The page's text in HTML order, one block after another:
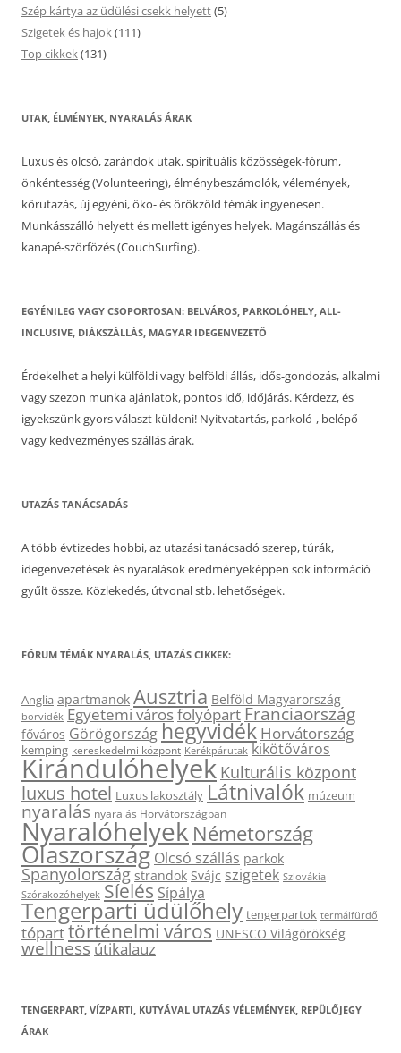
Szép kártya az üdülési csekk helyett(5)
Szigetek és hajok(111)
Top cikkek(131)
UTAK, ÉLMÉNYEK, NYARALÁS ÁRAK
Luxus és olcsó, zarándok utak, spirituális közösségek-fórum,
önkéntesség (Volunteering), élménybeszámolók, vélemények,
körutazás, új egyéni, öko- és örökzöld témák ingyenesen.
Munkásszálló helyett és mellett igényes helyek. Magánszállás és
kanapé-szörfözés (CouchSurfing).
EGYÉNILEG VAGY CSOPORTOSAN: BELVÁROS, PARKOLÓHELY, ALL-
INCLUSIVE, DIÁKSZÁLLÁS, MAGYAR IDEGENVEZETŐ
Érdekelhet a helyi külföldi vagy belföldi állás, idős-gondozás, alkalmi
vagy szezon munka ajánlatok, pontos idő, időjárás. Kérdezz, és
igyekszünk gyors választ küldeni! Nyitvatartás, parkoló-, belépő-
vagy kedvezményes szállás árak.
UTAZÁS TANÁCSADÁS
A több évtizedes hobbi, az utazási tanácsadó szerep, túrák,
idegenvezetések és nyaralások eredményeképpen sok információ
gyűlt össze. Közlekedés, útvonal stb. lehetőségek.
FÓRUM TÉMÁK NYARALÁS, UTAZÁS CIKKEK:
Anglia apartmanok Ausztria Belföld Magyarország
borvidék Egyetemi városfolyópartFranciaország
főváros Görögországhegyvidék Horvátország
kemping kereskedelmi központ Kerékpárutak kikötőváros
Kirándulóhelyek Kulturális központ
luxus hotel Luxus lakosztály Látnivalók múzeum
nyaralás nyaralás Horvátországban
Nyaralóhelyek Németország
Olaszország Olcsó szállás parkok
Spanyolország strandok Svájc szigetek Szlovákia
Szórakozóhelyek Síelés Sípálya
Tengerparti üdülőhely tengerpartok termálfürdő
tóparttörténelmi város UNESCO Világörökség
wellnessútikalauz
TENGERPART, VÍZPARTI, KUTYÁVAL UTAZÁS VÉLEMÉNYEK, REPÜLŐJEGY
ÁRAK